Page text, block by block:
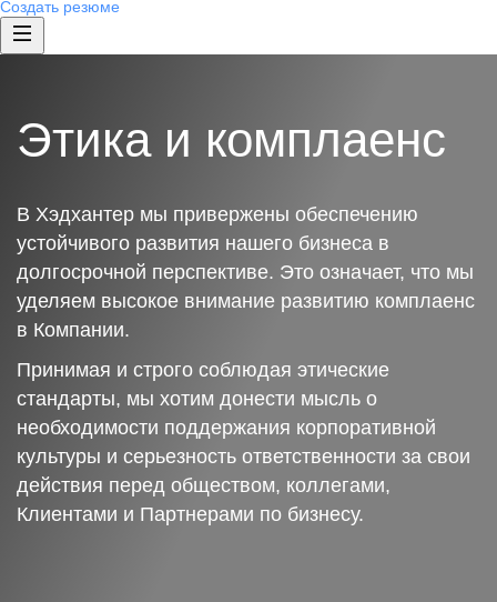
Создать резюме
Этика и комплаенс
В Хэдхантер мы привержены обеспечению
устойчивого развития нашего бизнеса в
долгосрочной перспективе. Это означает, что мы
уделяем высокое внимание развитию комплаенс
в Компании.
Принимая и строго соблюдая этические
стандарты, мы хотим донести мысль о
необходимости поддержания корпоративной
культуры и серьезность ответственности за свои
действия перед обществом, коллегами,
Клиентами и Партнерами по бизнесу.